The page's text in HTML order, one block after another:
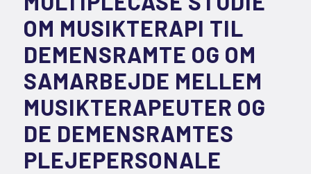
OM MUSIKTERAPI TIL
DEMENSRAMTE OG OM
SAMARBEJDE MELLEM
MUSIKTERAPEUTER OG
DE DEMENSRAMTES
PLEJEPERSONALE